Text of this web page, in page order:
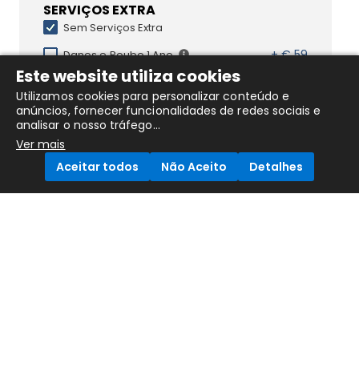
SERVIÇOS EXTRA
Sem Serviços Extra
Danos e Roubo 1 Ano
+ € 59
Danos e Roubo 2 Anos
DESCRIÇÃO DO PRODUTO
DETALHES DO PRODUTO
Este website utiliza cookies
Utilizamos cookies para personalizar conteúdo e
anúncios, fornecer funcionalidades de redes sociais e
analisar o nosso tráfego...
Ver mais
Aceitar todos
Não Aceito Detalhes